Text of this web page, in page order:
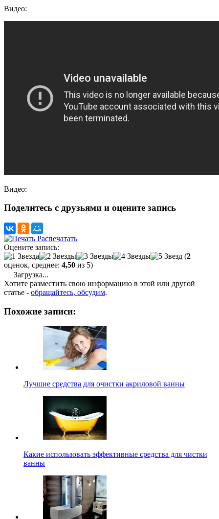
Видео:
Видео:
Поделитесь с друзьями и оцените запись
Распечатать
Оцените запись:
(2
оценок, среднее: 4,50 из 5)
Загрузка...
Хотите разместить свою информацию в этой или другой
статье - обращайтесь, обсудим.
Похожие записи:
Лучшие средства для очистки акриловой ванны
Какие использовать эффективные средства для чистки
ванны